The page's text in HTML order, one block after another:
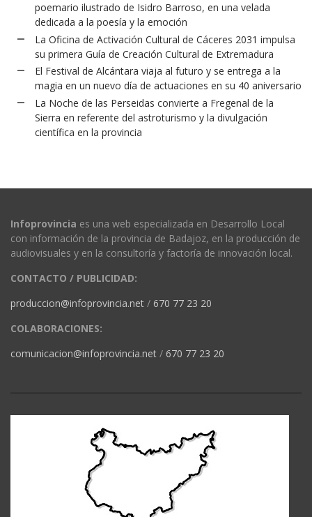
poemario ilustrado de Isidro Barroso, en una velada
dedicada a la poesía y la emoción
La Oficina de Activación Cultural de Cáceres 2031 impulsa
su primera Guía de Creación Cultural de Extremadura
El Festival de Alcántara viaja al futuro y se entrega a la
magia en un nuevo día de actuaciones en su 40 aniversario
La Noche de las Perseidas convierte a Fregenal de la
Sierra en referente del astroturismo y la divulgación
científica en la provincia
Infoprovincia es una web especializada en Desarrollo Local
con información de la provincia de Badajoz, en la producción de
audiovisuales y en la consultoría y factoría de innovación local.
CONTACTO / PUBLICIDAD:
produccion@infoprovincia.net / 670 77 23 20
COLABORACIONES:
comunicacion@infoprovincia.net / 670 77 23 20